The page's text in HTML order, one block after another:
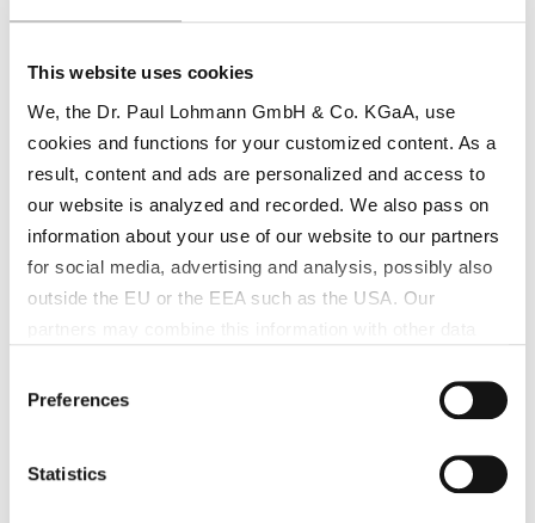
This website uses cookies
We, the Dr. Paul Lohmann GmbH & Co. KGaA, use
cookies and functions for your customized content. As a
result, content and ads are personalized and access to
our website is analyzed and recorded. We also pass on
information about your use of our website to our partners
for social media, advertising and analysis, possibly also
outside the EU or the EEA such as the USA. Our
processing of your data collected on this website by
Google, YouTube Hubspot in the USA: By clicking on
"Accept all", you also agree in accordance with Article 49
Paragraph 1 Sentence 1 a GDPR that your data
Selection
Preferences
Statistics
cosmétique étant en constante
augmentation, Dr. Paul Lohmann® a créé
DPL cosmetic grade.
READ MORE